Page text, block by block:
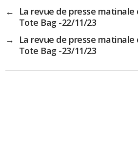
←
La revue de presse matinale
Tote Bag -22/11/23
→
La revue de presse matinale
Tote Bag -23/11/23